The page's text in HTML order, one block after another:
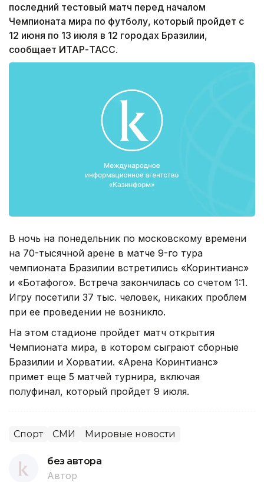
последний тестовый матч перед началом
Чемпионата мира по футболу, который пройдет с
12 июня по 13 июля в 12 городах Бразилии,
сообщает ИТАР-ТАСС.
В ночь на понедельник по московскому времени
на 70-тысячной арене в матче 9-го тура
чемпионата Бразилии встретились «Коринтианс»
и «Ботафого». Встреча закончилась со счетом 1:1.
Игру посетили 37 тыс. человек, никаких проблем
при ее проведении не возникло.
На этом стадионе пройдет матч открытия
Чемпионата мира, в котором сыграют сборные
Бразилии и Хорватии. «Арена Коринтианс»
примет еще 5 матчей турнира, включая
полуфинал, который пройдет 9 июля.
Спорт СМИ Мировые новости
без автора
Автор